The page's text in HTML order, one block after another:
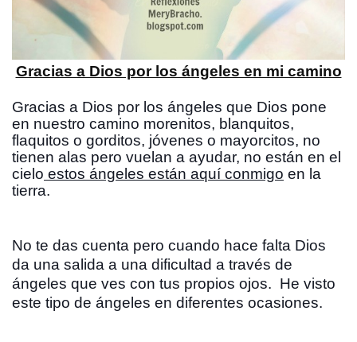
Gracias a Dios por los ángeles en mi camino
Gracias a Dios por los ángeles que Dios pone
en nuestro camino morenitos, blanquitos,
flaquitos o gorditos, jóvenes o mayorcitos, no
tienen alas pero vuelan a ayudar, no están en el
cielo estos ángeles están aquí conmigo en la
tierra.
No te das cuenta pero cuando hace falta Dios
da una salida a una dificultad a través de
ángeles que ves con tus propios ojos.  He visto
este tipo de ángeles en diferentes ocasiones.